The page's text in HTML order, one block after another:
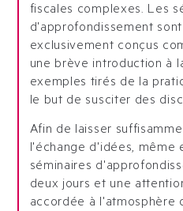
fiscales complexes. Les
d'approfondissement
exclusivement conçus
une brève introduction à
exemples tirés de la
le but de susciter des
Afin de laisser
l'échange d'idées, même
séminaires
deux jours et une
accordée à l'atmosphère